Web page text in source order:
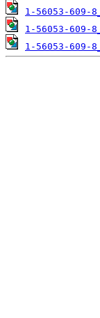
1-56053-609-
1-56053-609-
1-56053-609-